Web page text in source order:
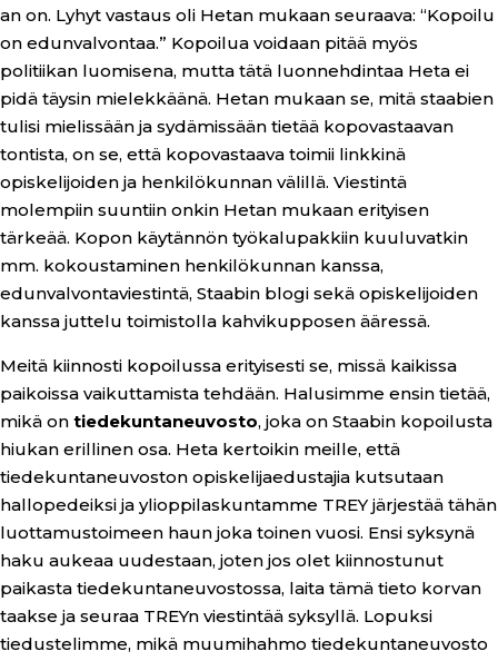
an on. Lyhyt vastaus oli Hetan mukaan seuraava: “Kopoilu
on edunvalvontaa.” Kopoilua voidaan pitää myös
politiikan luomisena, mutta tätä luonnehdintaa Heta ei
pidä täysin mielekkäänä. Hetan mukaan se, mitä staabien
tulisi mielissään ja sydämissään tietää kopovastaavan
tontista, on se, että kopovastaava toimii linkkinä
opiskelijoiden ja henkilökunnan välillä. Viestintä
molempiin suuntiin onkin Hetan mukaan erityisen
tärkeää. Kopon käytännön työkalupakkiin kuuluvatkin
mm. kokoustaminen henkilökunnan kanssa,
edunvalvontaviestintä, Staabin blogi sekä opiskelijoiden
kanssa juttelu toimistolla kahvikupposen ääressä.
Meitä kiinnosti kopoilussa erityisesti se, missä kaikissa
paikoissa vaikuttamista tehdään. Halusimme ensin tietää,
mikä on tiedekuntaneuvosto, joka on Staabin kopoilusta
hiukan erillinen osa. Heta kertoikin meille, että
tiedekuntaneuvoston opiskelijaedustajia kutsutaan
hallopedeiksi ja ylioppilaskuntamme TREY järjestää tähän
luottamustoimeen haun joka toinen vuosi. Ensi syksynä
haku aukeaa uudestaan, joten jos olet kiinnostunut
paikasta tiedekuntaneuvostossa, laita tämä tieto korvan
taakse ja seuraa TREYn viestintää syksyllä. Lopuksi
tiedustelimme, mikä muumihahmo tiedekuntaneuvosto